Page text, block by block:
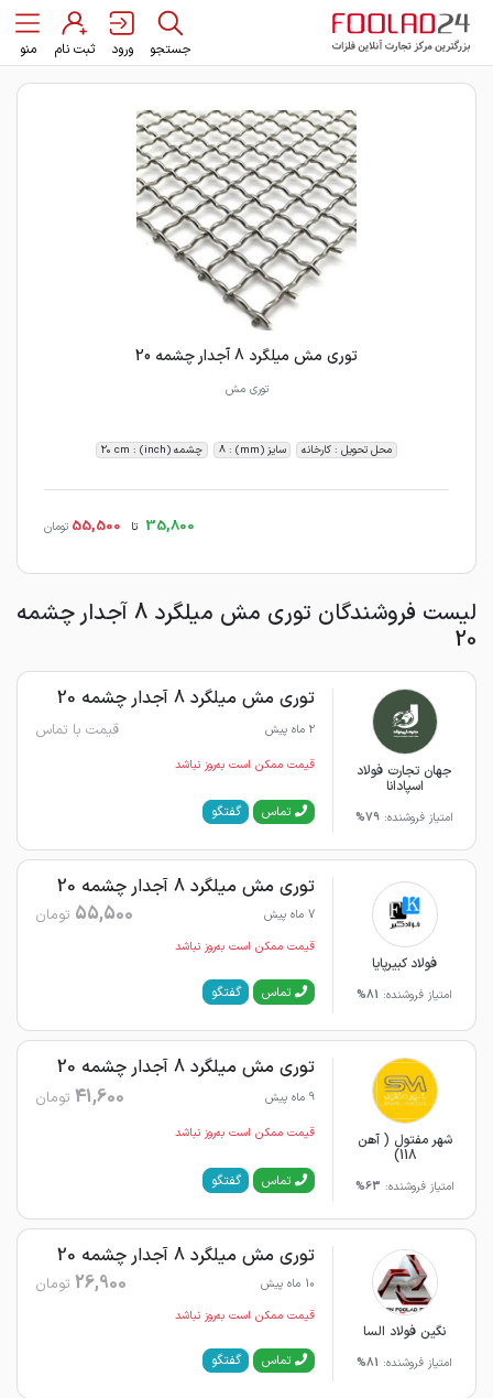
جستجو ورود ثبت نام منو
توری مش میلگرد 8 آجدار چشمه 20
توری مش
محل تحویل : کارخانه سایز (mm) : 8 چشمه (inch) : 20 cm
35,800 تا 55,500 تومان
لیست فروشندگان توری مش میلگرد 8 آجدار چشمه
20
جهان تجارت فولاد
اسپادانا
امتیاز فروشنده: 79%
توری مش میلگرد 8 آجدار چشمه 20
2 ماه پیش قیمت با تماس
قیمت ممکن است به‌روز نباشد
تماس گفتگو
فولاد کبیرپایا
امتیاز فروشنده: 81%
توری مش میلگرد 8 آجدار چشمه 20
7 ماه پیش 55,500 تومان
قیمت ممکن است به‌روز نباشد
تماس گفتگو
شهر مفتول ( آهن
118)
امتیاز فروشنده: 63%
توری مش میلگرد 8 آجدار چشمه 20
9 ماه پیش 41,600 تومان
قیمت ممکن است به‌روز نباشد
تماس گفتگو
نگین فولاد السا
امتیاز فروشنده: 81%
توری مش میلگرد 8 آجدار چشمه 20
10 ماه پیش 26,900 تومان
قیمت ممکن است به‌روز نباشد
تماس گفتگو